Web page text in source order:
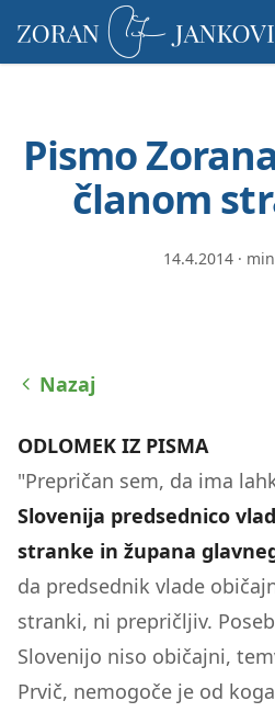
upoštevajte:
To
vključuje
sistem
dostopnosti.
Pismo
članom
14.4.2014 ·
Nazaj
ODLOMEK IZ PISMA
"Prepričan sem, da ima
Slovenija predsednico
stranke in župana
da predsednik vlade
stranki, ni prepričljiv.
Slovenijo niso običajni,
Prvič, nemogoče je od